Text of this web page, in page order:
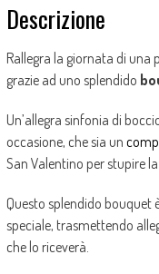
Descrizione
Rallegra la giornata di una
grazie ad uno splendido
Un’allegra sinfonia di
occasione, che sia un
San Valentino per stupire
Questo splendido bouquet
speciale, trasmettendo
che lo riceverà.